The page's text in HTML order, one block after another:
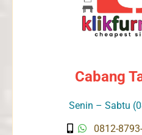
Cabang
Senin – Sabtu
0812-